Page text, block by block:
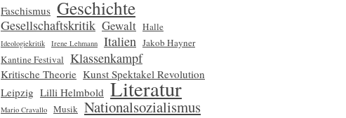
Faschismus Geschichte
Gesellschaftskritik Gewalt Halle
Ideologiekritik Irene Lehmann Italien Jakob Hayner
Kantine Festival Klassenkampf
Kritische Theorie Kunst Spektakel Revolution
Leipzig Lilli Helmbold Literatur
Mario Cravallo Musik Nationalsozialismus